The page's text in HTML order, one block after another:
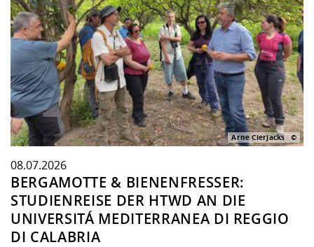
BERGAMOTTE & BIENENFRESSER:
STUDIENREISE DER HTWD AN DIE
UNIVERSITÁ MEDITERRANEA DI REGGIO
DI CALABRIA
08.07.2026
Arne Cierjacks